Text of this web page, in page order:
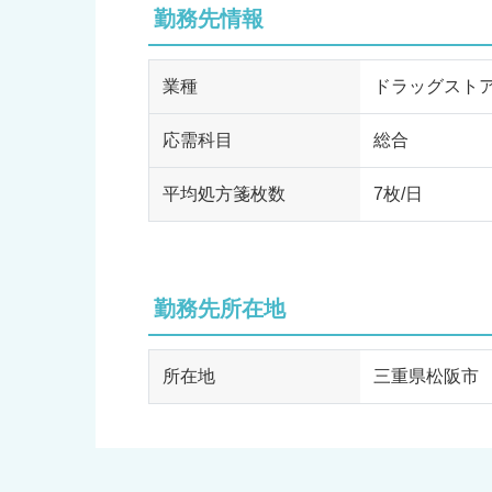
勤務先情報
業種 ドラッグスト
応需科目 総合
平均処方箋枚数 7枚/日
勤務先所在地
所在地 三重県松阪市